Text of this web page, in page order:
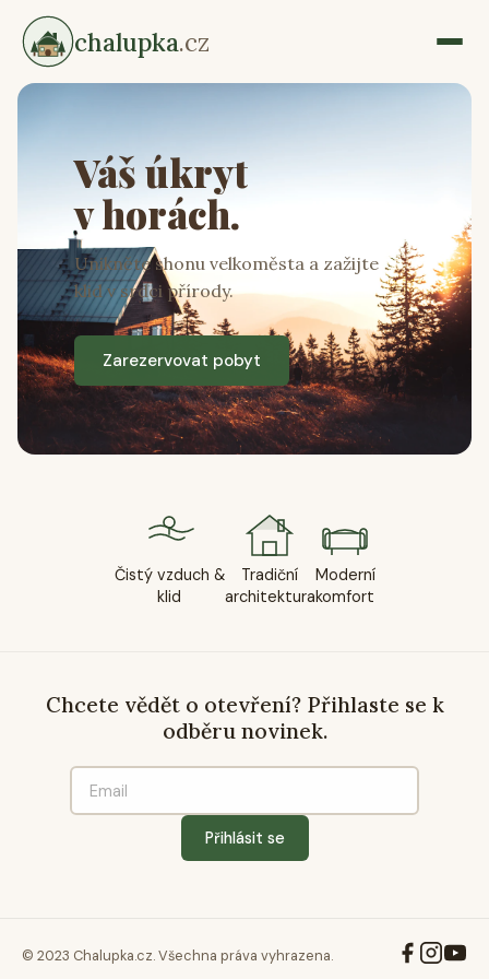
chalupka.cz
Váš úkryt
v horách.
Unikněte shonu velkoměsta a zažijte
klid v srdci přírody.
Zarezervovat pobyt
Čistý vzduch &
klid
Tradiční
architektura
Moderní
komfort
Chcete vědět o otevření? Přihlaste se k
odběru novinek.
Přihlásit se
© 2023 Chalupka.cz. Všechna práva vyhrazena.